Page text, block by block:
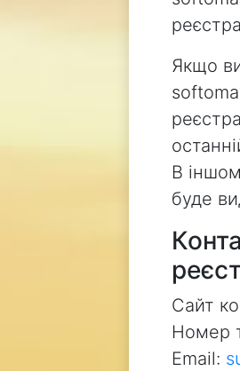
Якщо
В
буде
Сайт
Номер
Email: